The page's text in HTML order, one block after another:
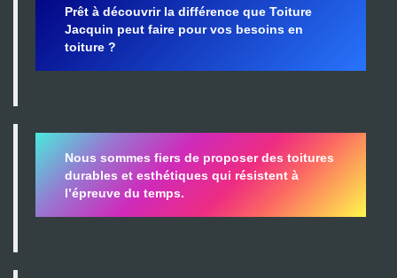
Prêt à découvrir la différence que Toiture
Jacquin peut faire pour vos besoins en
toiture ?
Nous sommes fiers de proposer des toitures
durables et esthétiques qui résistent à
l’épreuve du temps.